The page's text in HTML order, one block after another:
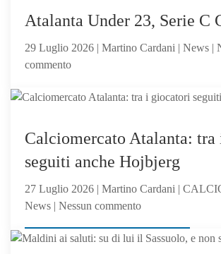
Juventus:
non
ci
creduto
Atalanta Under 23, Serie C
29 Luglio 2026 | Martino Cardani | News |
commentosu
Under
Girone
B
CALCIOMERCATO, News
Calciomercato Atalanta:
seguiti anche Hojbjerg
27 Luglio 2026 | Martino Cardani |
News | Nessun commentosu
Atalanta: